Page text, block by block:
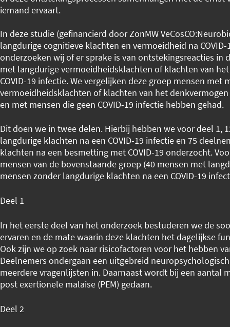
iemand ervaart.
In deze studie (gefinancierd door ZonMW
langdurige cognitieve klachten en vermoeidheid na COVID-
onderzoeken wij of er sprake is van ontstekingsreacties in
met langdurige vermoeidheidsklachten of klachten van
COVID-19 infectie. We vergelijken deze groep mensen met
vermoeidheidsklachten of klachten van het denkvermogen
en met mensen die geen COVID-19 infectie hebben gehad.
Dit doen we in twee delen. Hierbij hebben we voor deel 1,
langdurige klachten na een COVID-19 infectie en 75
klachten na een besmetting met COVID-19 onderzocht.
mensen van de bovenstaande groep (40 mensen met
mensen zonder langdurige klachten na een COVID-19
Deel 1
In het eerste deel van het onderzoek bestuderen we de
ervaren en de mate waarin deze klachten het dagelijkse
Ook zijn we op zoek naar risicofactoren voor het hebben
Deelnemers ondergaan een uitgebreid
meerdere vragenlijsten in. Daarnaast wordt bij een aantal
post exertionele malaise (PEM) gedaan.
Deel 2